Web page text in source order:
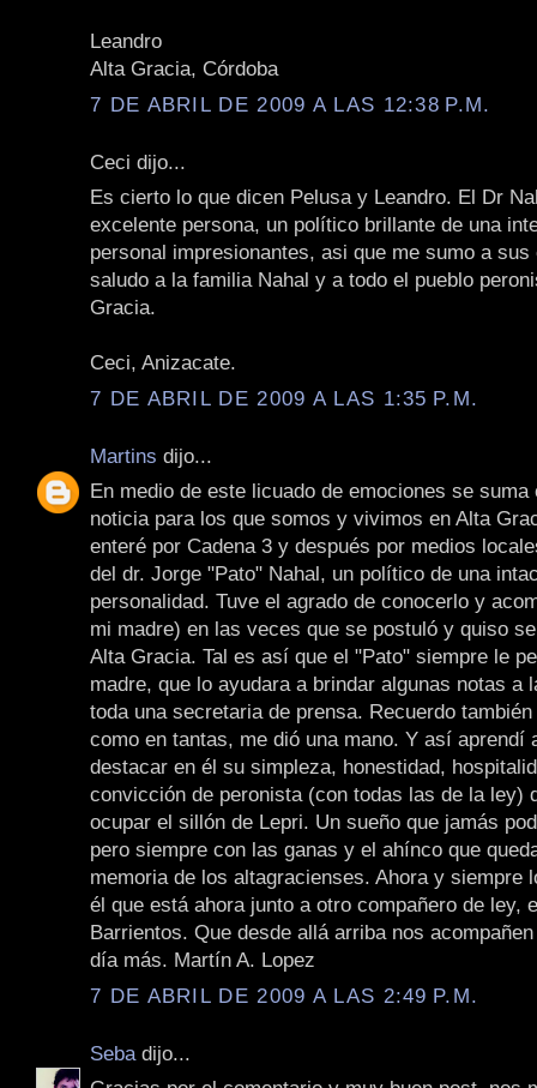
Leandro
Alta Gracia, Córdoba
7 DE ABRIL DE 2009 A LAS 12:38 P.M.
Ceci dijo...
Es cierto lo que dicen Pelusa y Leandro. El Dr
excelente persona, un político brillante de una
personal impresionantes, asi que me sumo a sus
saludo a la familia Nahal y a todo el pueblo
Gracia.
Ceci, Anizacate.
7 DE ABRIL DE 2009 A LAS 1:35 P.M.
Martins dijo...
En medio de este licuado de emociones se suma
noticia para los que somos y vivimos en Alta
enteré por Cadena 3 y después por medios
del dr. Jorge "Pato" Nahal, un político de una
personalidad. Tuve el agrado de conocerlo y
mi madre) en las veces que se postuló y quiso
Alta Gracia. Tal es así que el "Pato" siempre le
madre, que lo ayudara a brindar algunas notas a
toda una secretaria de prensa. Recuerdo
como en tantas, me dió una mano. Y así aprendí
destacar en él su simpleza, honestidad,
convicción de peronista (con todas las de la ley)
ocupar el sillón de Lepri. Un sueño que jamás
pero siempre con las ganas y el ahínco que
memoria de los altagracienses. Ahora y siempre
él que está ahora junto a otro compañero de ley,
Barrientos. Que desde allá arriba nos
día más. Martín A. Lopez
7 DE ABRIL DE 2009 A LAS 2:49 P.M.
Seba dijo...